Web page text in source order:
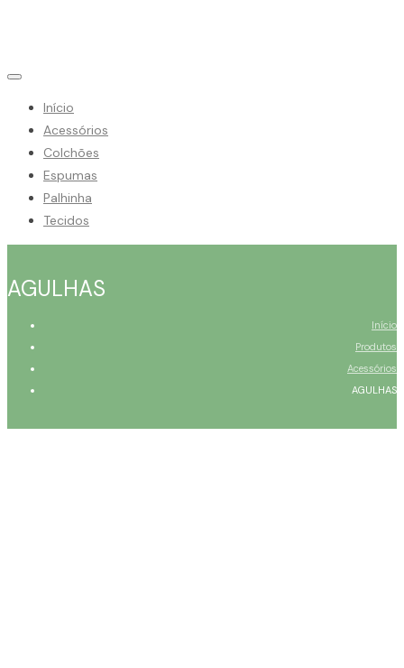
Início
Acessórios
Colchões
Espumas
Palhinha
Tecidos
AGULHAS
Início
Produtos
Acessórios
AGULHAS